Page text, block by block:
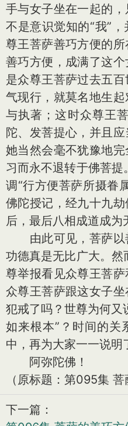
手与女子坐在一起的
不是意识觉知的“我”
尊王菩萨善巧方便的
善巧方便，成满了这
是众尊王菩萨过去五
气现行，就莫名地生
与执著；这时众尊王
陀、发菩提心，并且
她当然会毫不犹豫地
习而永不退转于佛菩
调“行方便菩萨所摄眷
佛陀授记，经九十九
后，最后八相成道成为
由此可见，菩萨以
功德真是无比广大。
尊举报看见众尊王菩
众尊王菩萨跟这女子坐
犯戒了吗？世尊为何又
如来根本”？时间的关
中，再为大家一一说明
阿弥陀佛！
（原标题：第095集 菩
下一篇：